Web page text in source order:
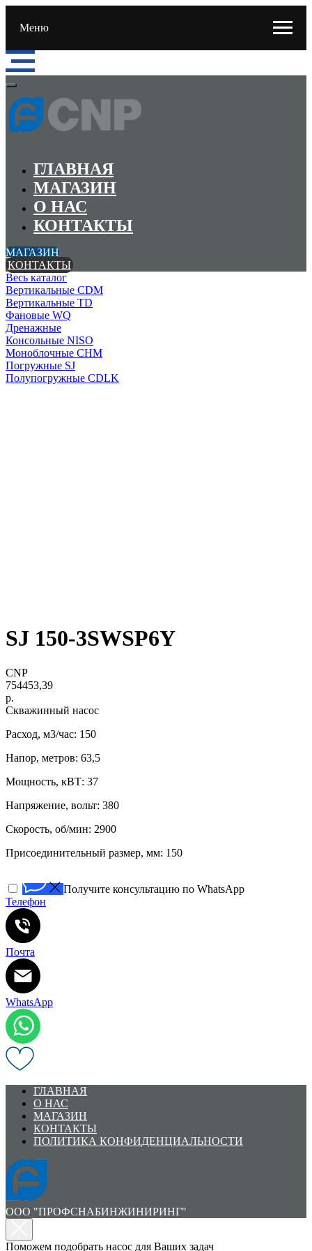
Меню
ГЛАВНАЯ
МАГАЗИН
О НАС
КОНТАКТЫ
МАГАЗИН
КОНТАКТЫ
Весь каталог
Вертикальные CDM
Вертикальные TD
Фановые WQ
Дренажные
Консольные NISO
Моноблочные CHМ
Погружные SJ
Полупогружные CDLK
SJ 150-3SWSP6Y
CNP
754453,39
р.
Скважинный насос
Расход, м3/час: 150
Напор, метров: 63,5
Мощность, кВТ: 37
Напряжение, вольт: 380
Скорость, об/мин: 2900
Присоединительный размер, мм: 150
Получите консультацию по WhatsApp
Телефон
Почта
WhatsApp
ГЛАВНАЯ
О НАС
МАГАЗИН
КОНТАКТЫ
ПОЛИТИКА КОНФИДЕНЦИАЛЬНОСТИ
ООО "ПРОФСНАБИНЖИНИРИНГ"
Поможем подобрать насос для Ваших задач